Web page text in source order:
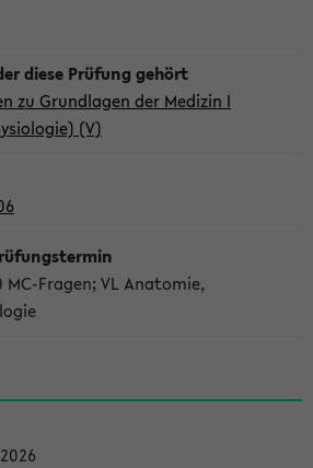
zu Grundlagen der Medizin I
(V)
MC-Fragen; VL Anatomie,